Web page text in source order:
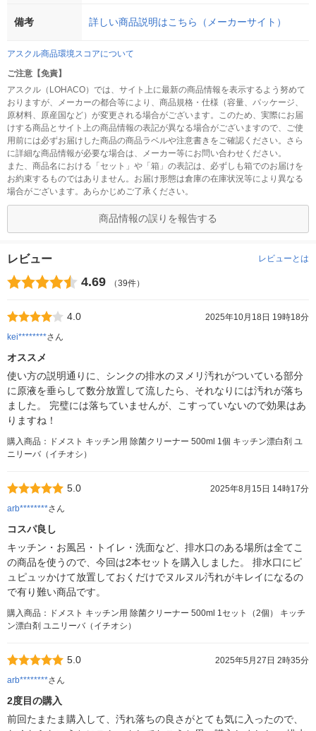
備考 詳しい商品説明はこちら（メーカーサイト）
アスクル商品環境スコアについて
ご注意【免責】
アスクル（LOHACO）では、サイト上に最新の商品情報を表示するよう努めて
おりますが、メーカーの都合等により、商品規格・仕様（容量、パッケージ、
原材料、原産国など）が変更される場合がございます。このため、実際にお届
けする商品とサイト上の商品情報の表記が異なる場合がございますので、ご使
用前には必ずお届けした商品の商品ラベルや注意書きをご確認ください。さら
に詳細な商品情報が必要な場合は、メーカー等にお問い合わせください。
また、商品名における「セット」や「箱」の表記は、必ずしも箱でのお届けを
お約束するものではありません。お届け形態は倉庫の在庫状況等により異なる
場合がございます。あらかじめご了承ください。
商品情報の誤りを報告する
レビュー レビューとは
4.69 （39件）
4.0
2025年10月18日 19時18分
kei********さん
オススメ
使い方の説明通りに、シンクの排水のヌメリ汚れがついている部分
に原液を垂らして数分放置して流したら、それなりには汚れが落ち
ました。 完璧には落ちていませんが、こすっていないので効果はあ
りますね！
購入商品：ドメスト キッチン用 除菌クリーナー 500ml 1個 キッチン漂白剤 ユ
ニリーバ（イチオシ）
5.0
2025年8月15日 14時17分
arb********さん
コスパ良し
キッチン・お風呂・トイレ・洗面など、排水口のある場所は全てこ
の商品を使うので、今回は2本セットを購入しました。 排水口にピ
ュピュッかけて放置しておくだけでヌルヌル汚れがキレイになるの
で有り難い商品です。
購入商品：ドメスト キッチン用 除菌クリーナー 500ml 1セット（2個） キッチ
ン漂白剤 ユニリーバ（イチオシ）
5.0
2025年5月27日 2時35分
arb********さん
2度目の購入
前回たまたま購入して、汚れ落ちの良さがとても気に入ったので、